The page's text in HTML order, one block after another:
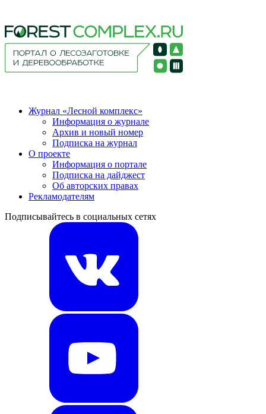
Журнал «Лесной комплекс»
Информация о журнале
Архив и новый номер
Подписка на журнал
О проекте
Информация о портале
Подписка на дайджест
Об авторских правах
Рекламодателям
Подписывайтесь в социальных сетях